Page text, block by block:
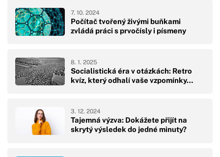
Počítač tvořený živými buňkami
zvládá práci s prvočísly i písmeny
7. 10. 2024
Socialistická éra v otázkách: Retro
kvíz, který odhalí vaše vzpomínky…
8. 1. 2025
Tajemná výzva: Dokážete přijít na
skrytý výsledek do jedné minuty?
3. 12. 2024